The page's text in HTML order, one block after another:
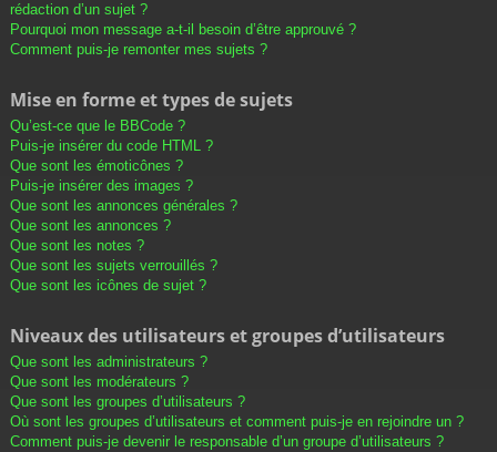
rédaction d’un sujet ?
Pourquoi mon message a-t-il besoin d’être approuvé ?
Comment puis-je remonter mes sujets ?
Mise en forme et types de sujets
Qu’est-ce que le BBCode ?
Puis-je insérer du code HTML ?
Que sont les émoticônes ?
Puis-je insérer des images ?
Que sont les annonces générales ?
Que sont les annonces ?
Que sont les notes ?
Que sont les sujets verrouillés ?
Que sont les icônes de sujet ?
Niveaux des utilisateurs et groupes d’utilisateurs
Que sont les administrateurs ?
Que sont les modérateurs ?
Que sont les groupes d’utilisateurs ?
Où sont les groupes d’utilisateurs et comment puis-je en rejoindre un ?
Comment puis-je devenir le responsable d’un groupe d’utilisateurs ?